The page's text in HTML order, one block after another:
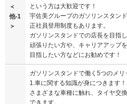
＜
他-1
＞
という方は大歓迎です！
宇佐美グループのガソリンスタンド
正社員登用制度もあります。
ガソリンスタンドでの店長を目指
頑張りたい方や、キャリアアップを
目指したい方などにお勧めです！
ガソリンスタンドで働く5つのメリ
1.車に関する知識が身につきます！
さまざまな車種に触れ、タイヤ交